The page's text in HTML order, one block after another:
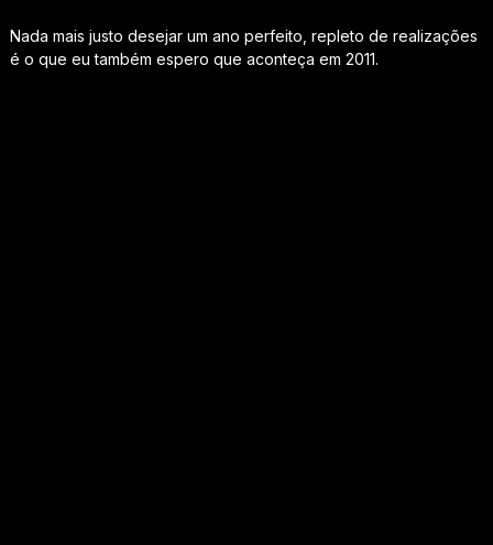
Nada mais justo desejar um ano perfeito, repleto de realizações
é o que eu também espero que aconteça em 2011.